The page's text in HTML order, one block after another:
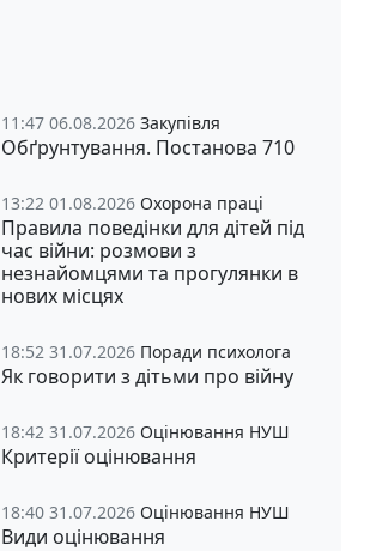
11:47 06.08.2026 Закупівля
Обґрунтування. Постанова 710
13:22 01.08.2026 Охорона праці
Правила поведінки для дітей під
час війни: розмови з
незнайомцями та прогулянки в
нових місцях
18:52 31.07.2026 Поради психолога
Як говорити з дітьми про війну
18:42 31.07.2026 Оцінювання НУШ
Критерії оцінювання
18:40 31.07.2026 Оцінювання НУШ
Види оцінювання